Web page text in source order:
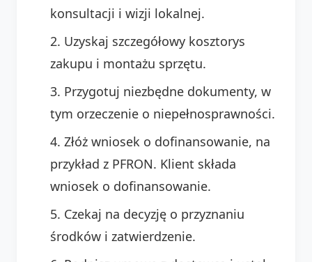
konsultacji i wizji lokalnej.
Uzyskaj szczegółowy kosztorys
zakupu i montażu sprzętu.
Przygotuj niezbędne dokumenty, w
tym orzeczenie o niepełnosprawności.
Złóż wniosek o dofinansowanie, na
przykład z PFRON. Klient składa
wniosek o dofinansowanie.
Czekaj na decyzję o przyznaniu
środków i zatwierdzenie.